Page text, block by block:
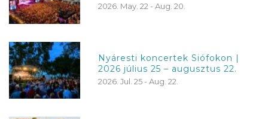
2026. May. 22 - Aug. 20.
Nyáresti koncertek Siófokon |
2026 július 25 – augusztus 22.
2026. Jul. 25 - Aug. 22.